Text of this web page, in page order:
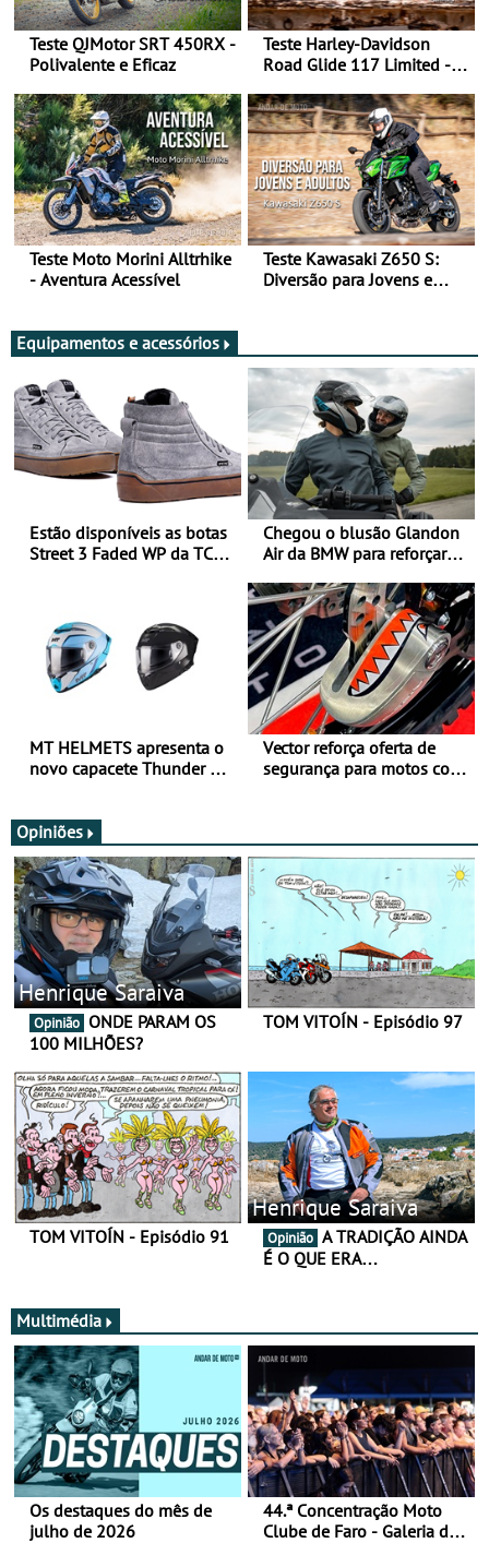
Teste QJMotor SRT 450RX -
Polivalente e Eficaz
Teste Harley-Davidson
Road Glide 117 Limited - A
Teste Moto Morini Alltrhike
- Aventura Acessível
Teste Kawasaki Z650 S:
Diversão para Jovens e
Equipamentos e acessórios
Estão disponíveis as botas
Street 3 Faded WP da TCX
Chegou o blusão Glandon
Air da BMW para reforçar
verão
MT HELMETS apresenta o
novo capacete Thunder 4 R
Vector reforça oferta de
segurança para motos com
Opiniões
Henrique Saraiva
Opinião
100 MILHÕES?
TOM VITOÍN - Episódio 97
TOM VITOÍN - Episódio 91
Henrique Saraiva
Opinião
É O QUE ERA…
Multimédia
Os destaques do mês de
julho de 2026
44.ª Concentração Moto
Clube de Faro - Galeria de